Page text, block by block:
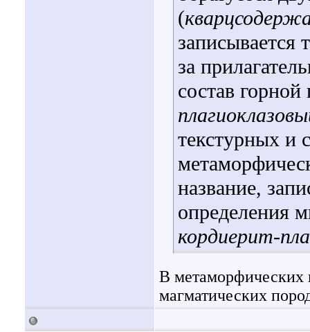
(
записывается
за
состав
текстурных и
название,
определения
кордиерит-
В метаморфических
магматических